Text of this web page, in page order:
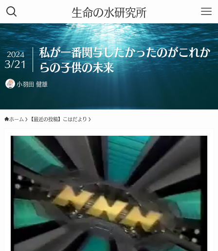
生命の水研究所
私が一番関与したかったのがこれか
らの子供の未来
2024
3/21
小羽田 健雄
ホーム 【最近の投稿】こはだより